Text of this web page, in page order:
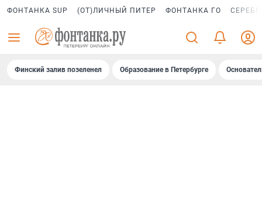
ФОНТАНКА SUP (ОТ)ЛИЧНЫЙ ПИТЕР ФОНТАНКА ГО
Финский залив позеленел Образование в Петербурге